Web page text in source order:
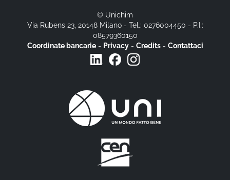
© Unichim
Via Rubens 23, 20148 Milano - Tel.: 0276004450 - P.I.:
08579360150
Coordinate bancarie- Privacy- Credits- Contattaci